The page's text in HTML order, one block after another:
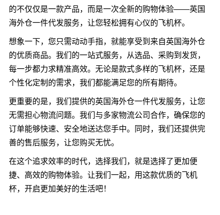
的不仅仅是一款产品，而是一次全新的购物体验——英国
海外仓一件代发服务，让您轻松拥有心仪的飞机杯。
想象一下，您只需动动手指，就能享受到来自英国海外仓
的优质商品。我们的一站式服务，从选品、采购到发货，
每一步都力求精准高效。无论是款式多样的飞机杯，还是
个性化定制的需求，我们都能满足您的所有期待。
更重要的是，我们提供的英国海外仓一件代发服务，让您
无需担心物流问题。我们与多家物流公司合作，确保您的
订单能够快速、安全地送达您手中。同时，我们还提供完
善的售后服务，让您购买无忧。
在这个追求效率的时代，选择我们，就是选择了更加便
捷、高效的购物体验。让我们一起，用这款优质的飞机
杯，开启更加美好的生活吧！